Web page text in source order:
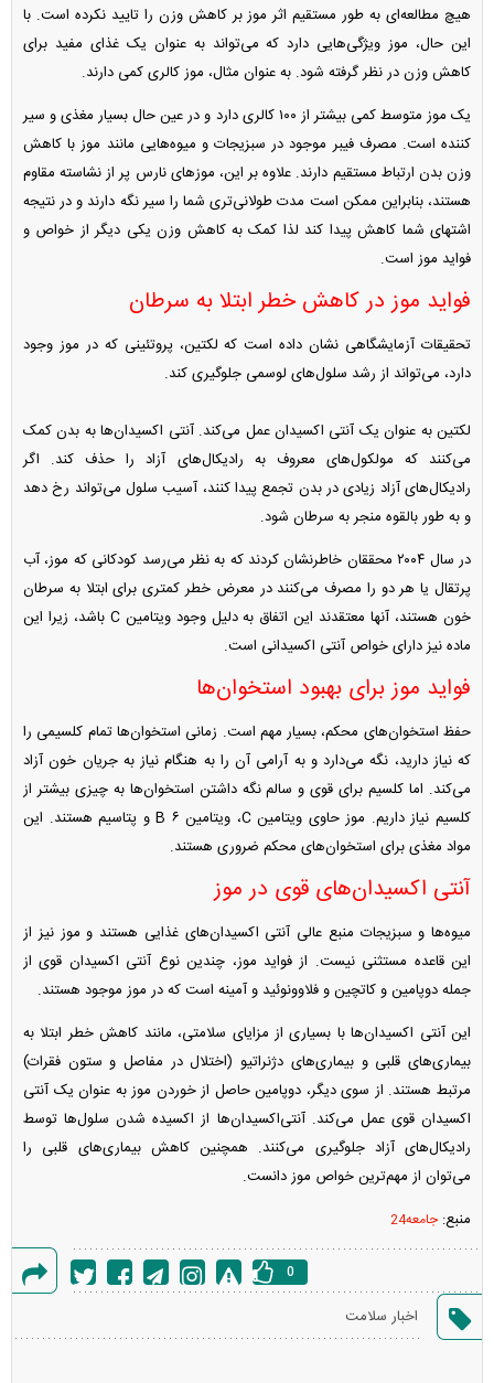
هیچ مطالعه‌ای به طور مستقیم اثر موز بر کاهش وزن را تایید نکرده است. با
این حال، موز ویژگی‌هایی دارد که می‌تواند به عنوان یک غذای مفید برای
کاهش وزن در نظر گرفته شود. به عنوان مثال، موز کالری کمی دارند.
یک موز متوسط کمی بیشتر از ۱۰۰ کالری دارد و در عین حال بسیار مغذی و سیر
کننده است. مصرف فیبر موجود در سبزیجات و میوه‌هایی مانند موز با کاهش
وزن بدن ارتباط مستقیم دارند. علاوه بر این، موز‌های نارس پر از نشاسته مقاوم
هستند، بنابراین ممکن است مدت طولانی‌تری شما را سیر نگه دارند و در نتیجه
اشتهای شما کاهش پیدا کند لذا کمک به کاهش وزن یکی دیگر از خواص و
فواید موز است.
فواید موز در کاهش خطر ابتلا به سرطان
تحقیقات آزمایشگاهی نشان داده است که لکتین، پروتئینی که در موز وجود
دارد، می‌تواند از رشد سلول‌های لوسمی جلوگیری کند.
لکتین به عنوان یک آنتی اکسیدان عمل می‌کند. آنتی اکسیدان‌ها به بدن کمک
می‌کنند که مولکول‌های معروف به رادیکال‌های آزاد را حذف کند. اگر
رادیکال‌های آزاد زیادی در بدن تجمع پیدا کنند، آسیب سلول می‌تواند رخ دهد
و به طور بالقوه منجر به سرطان شود.
در سال ۲۰۰۴ محققان خاطرنشان کردند که به نظر می‌رسد کودکانی که موز، آب
پرتقال یا هر دو را مصرف می‌کنند در معرض خطر کمتری برای ابتلا به سرطان
خون هستند، آنها معتقدند این اتفاق به دلیل وجود ویتامین C باشد، زیرا این
ماده نیز دارای خواص آنتی اکسیدانی است.
فواید موز برای بهبود استخوان‌ها
حفظ استخوان‌های محکم، بسیار مهم است. زمانی استخوان‌ها تمام کلسیمی را
که نیاز دارید، نگه می‌دارد و به آرامی آن را به هنگام نیاز به جریان خون آزاد
می‌کند. اما کلسیم برای قوی و سالم نگه داشتن استخوان‌ها به چیزی بیشتر از
کلسیم نیاز داریم. موز حاوی ویتامین C، ویتامین B ۶ و پتاسیم هستند. این
مواد مغذی برای استخوان‌های محکم ضروری هستند.
آنتی اکسیدان‌های قوی در موز
میوه‌ها و سبزیجات منبع عالی آنتی اکسیدان‌های غذایی هستند و موز نیز از
این قاعده مستثنی نیست. از فواید موز، چندین نوع آنتی اکسیدان قوی از
جمله دوپامین و کاتچین و فلاوونوئید و آمینه است که در موز موجود هستند.
این آنتی اکسیدان‌ها با بسیاری از مزایای سلامتی، مانند کاهش خطر ابتلا به
بیماری‌های قلبی و بیماری‌های دژنراتیو (اختلال در مفاصل و ستون فقرات)
مرتبط هستند. از سوی دیگر، دوپامین حاصل از خوردن موز به عنوان یک آنتی
اکسیدان قوی عمل می‌کند. آنتی‌اکسیدان‌ها از اکسیده شدن سلول‌ها توسط
رادیکال‌های آزاد جلوگیری می‌کنند. همچنین کاهش بیماری‌های قلبی را
می‌توان از مهم‌ترین خواص موز دانست.
منبع: جامعه24
خطا
0
اخبار سلامت